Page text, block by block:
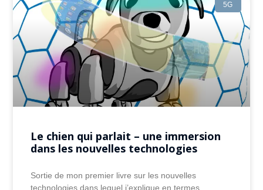
5G
Le chien qui parlait – une immersion
dans les nouvelles technologies
Sortie de mon premier livre sur les nouvelles
technologies dans lequel j’explique en termes